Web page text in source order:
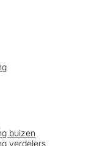
buizen
verdelers